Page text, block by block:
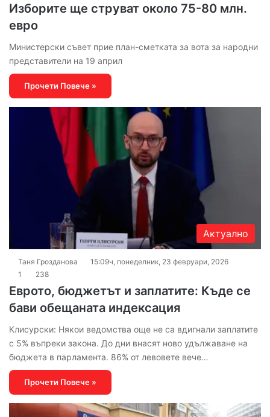
Изборите ще струват около 75-80 млн.
евро
Министерски съвет прие план-сметката за вота за народни
представители на 19 април
Прочети Повече »
Актуално
Таня Грозданова
15:09ч, понеделник, 23 февруари, 2026
1
238
Еврото, бюджетът и заплатите: Къде се
бави обещаната индексация
Клисурски: Някои ведомства още не са вдигнали заплатите
с 5% въпреки закона. До дни внасят ново удължаване на
бюджета в парламента. 86% от левовете вече…
Прочети Повече »